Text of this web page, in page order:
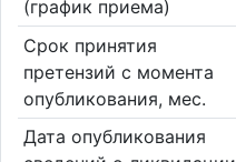
(график приема)
Срок принятия
претензий с момента
опубликования, мес.
Дата опубликования